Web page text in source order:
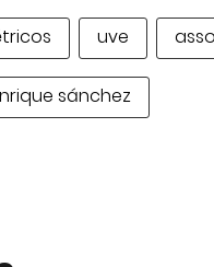
uve
sánchez